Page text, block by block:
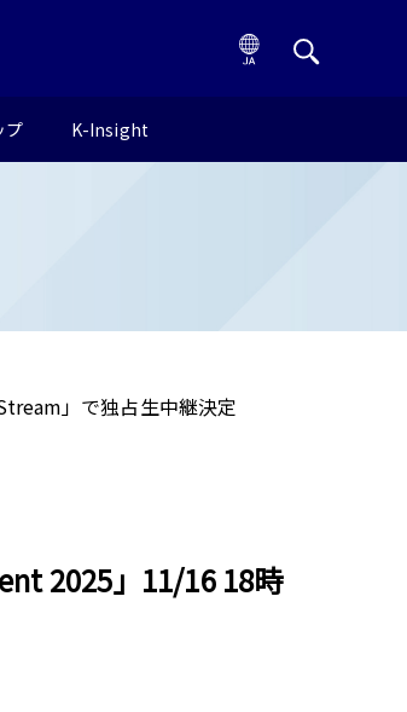
プ K-Insight
」で独占生中継決定
2025」11/16 18時